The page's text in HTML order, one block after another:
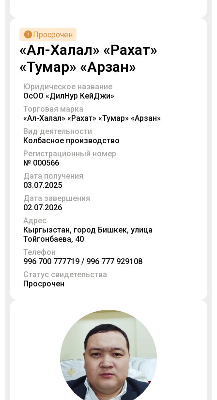
Просрочен
«Ал-Халал» «Рахат»
«Тумар» «Арзан»
Юридическое название
ОсОО «ДилНур КейДжи»
Торговая марка
«Ал-Халал» «Рахат» «Тумар» «Арзан»
Вид деятельности
Колбасное производство
Регистрационный номер
№ 000566
Дата получения
03.07.2025
Дата завершения
02.07.2026
Адрес
Кыргызстан, город Бишкек, улица
Тойгонбаева, 40
Телефон
996 700 777719 / 996 777 929108
Статус свидетельства
Просрочен